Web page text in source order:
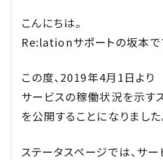
こんにちは。
Re:lationサポートの坂本で
この度、2019年4月1日より
サービスの稼働状況を示す
を公開することになりました
ステータスページでは、サ